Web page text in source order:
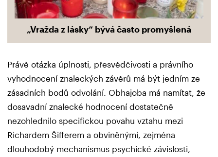
„Vražda z lásky“ bývá často promyšlená
Právě otázka úplnosti, přesvědčivosti a právního
vyhodnocení znaleckých závěrů má být jedním ze
zásadních bodů odvolání. Obhajoba má namítat, že
dosavadní znalecké hodnocení dostatečně
nezohlednilo specifickou povahu vztahu mezi
Richardem Šifferem a obviněnými, zejména
dlouhodobý mechanismus psychické závislosti,